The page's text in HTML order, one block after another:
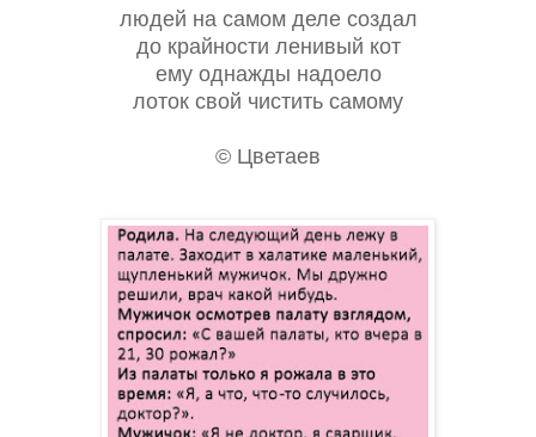
людей на самом деле создал
до крайности ленивый кот
ему однажды надоело
лоток свой чистить самому
© Цветаев